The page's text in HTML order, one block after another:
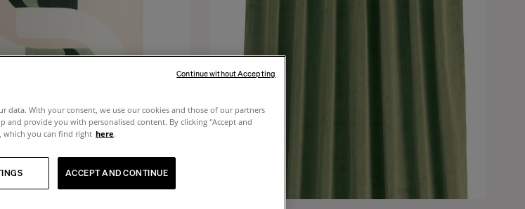
data. With your consent, we use our cookies and those of our partners
and provide you with personalised content. By clicking "Accept and
which you can find right here.
ACCEPT AND CONTINUE
Continue without Accepting